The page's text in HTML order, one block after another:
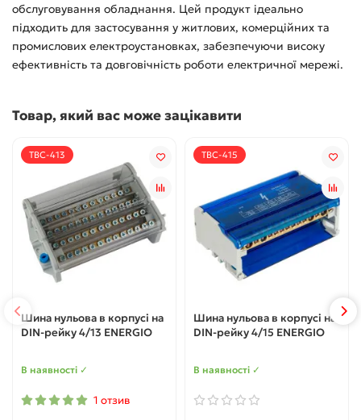
обслуговування обладнання. Цей продукт ідеально
підходить для застосування у житлових, комерційних та
промислових електроустановках, забезпечуючи високу
ефективність та довговічність роботи електричної мережі.
Товар, який вас може зацікавити
TBC-413
Шина нульова в корпусі на
DIN-рейку 4/13 ENERGIO
В наявності ✓
1 отзив
TBC-415
Шина нульова в корпусі на
DIN-рейку 4/15 ENERGIO
В наявності ✓